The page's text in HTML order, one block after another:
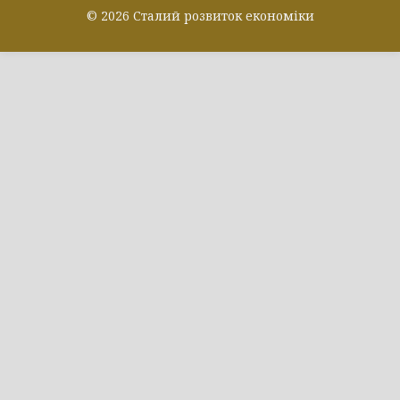
© 2026 Сталий розвиток економіки